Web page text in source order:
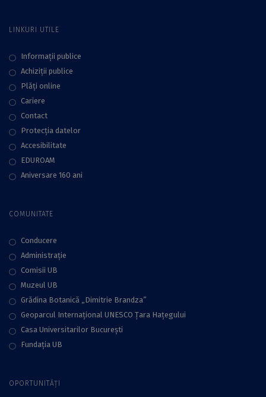
LINKURI UTILE
Informații publice
Achiziții publice
Plăţi online
Cariere
Contact
Protecţia datelor
Accesibilitate
EDUROAM
Aniversare 160 ani
COMUNITATE
Conducere
Administraţie
Comisii UB
Muzeul UB
Grădina Botanică „Dimitrie Brandza”
Geoparcul Internațional UNESCO Țara Hațegului
Casa Universitarilor București
Fundaţia UB
OPORTUNITĂȚI